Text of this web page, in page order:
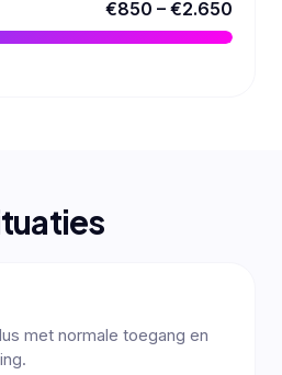
€850 – €2.650
met normale toegang en